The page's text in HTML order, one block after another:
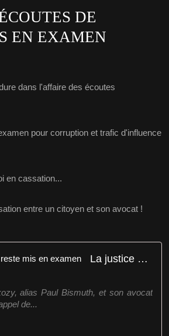
DE
EN EXAMEN
dans l'affaire des écoutes
pour corruption et trafic d'influence
en cassation...
entre un citoyen et son avocat !
La justice valide les écoutes de Sarkozy, qui reste mis en examen
alias Paul Bismuth, et son avocat
de...